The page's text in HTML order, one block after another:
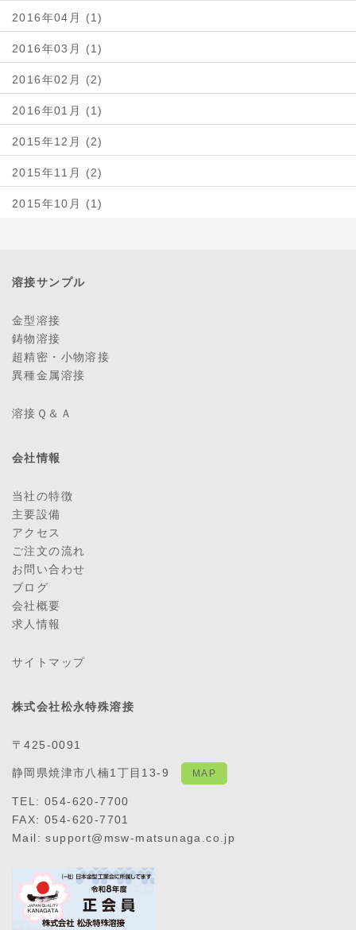
2016年04月 (1)
2016年03月 (1)
2016年02月 (2)
2016年01月 (1)
2015年12月 (2)
2015年11月 (2)
2015年10月 (1)
溶接サンプル
金型溶接
鋳物溶接
超精密・小物溶接
異種金属溶接
溶接Ｑ＆Ａ
会社情報
当社の特徴
主要設備
アクセス
ご注文の流れ
お問い合わせ
ブログ
会社概要
求人情報
サイトマップ
株式会社松永特殊溶接
〒425-0091
静岡県焼津市八楠1丁目13-9 MAP
TEL: 054-620-7700
FAX: 054-620-7701
Mail: support@msw-matsunaga.co.jp